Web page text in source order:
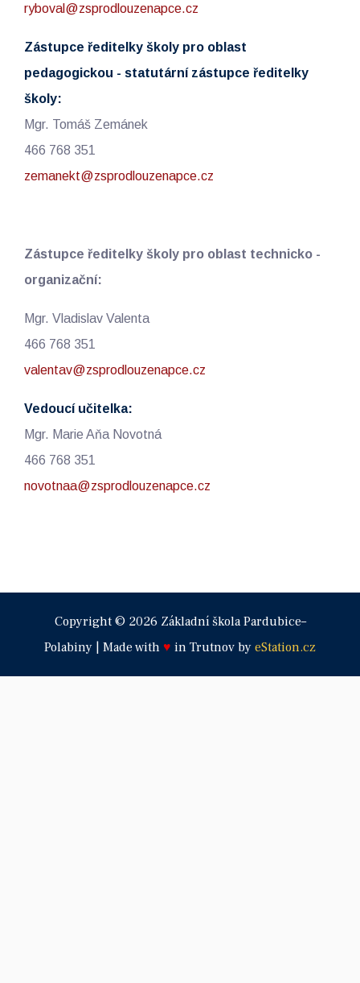
ryboval@zsprodlouzenapce.cz
Zástupce ředitelky školy pro oblast
pedagogickou - statutární zástupce ředitelky
školy:
Mgr. Tomáš Zemánek
466 768 351
zemanekt@zsprodlouzenapce.cz
Zástupce ředitelky školy pro oblast technicko -
organizační:
Mgr. Vladislav Valenta
466 768 351
valentav@zsprodlouzenapce.cz
Vedoucí učitelka:
Mgr. Marie Aňa Novotná
466 768 351
novotnaa@zsprodlouzenapce.cz
Copyright © 2026 Základní škola Pardubice–
Polabiny | Made with ♥ in Trutnov by eStation.cz